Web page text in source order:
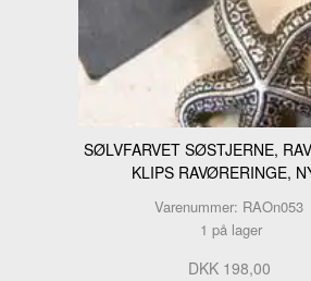
SØLVFARVET SØSTJERNE,
KLIPS RAVØRERINGE,
Varenummer: RAOn053
1 på lager
DKK 198,00